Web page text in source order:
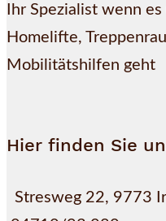
Ihr Spezialist wenn
Homelifte,
Mobilitätshilfen geht
Hier finden Sie
Stresweg 22, 9773